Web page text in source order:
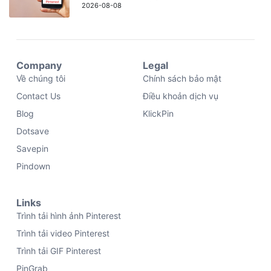
2026-08-08
Company
Về chúng tôi
Contact Us
Blog
Dotsave
Savepin
Pindown
Legal
Chính sách bảo mật
Điều khoản dịch vụ
KlickPin
Links
Trình tải hình ảnh Pinterest
Trình tải video Pinterest
Trình tải GIF Pinterest
PinGrab